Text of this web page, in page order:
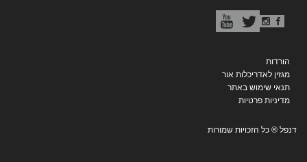
הורדות
מגזין לאדריכלות אור
תנאי שימוש באתר
מדיניות פרטיות
דנפל ® כל הזכויות שמורות